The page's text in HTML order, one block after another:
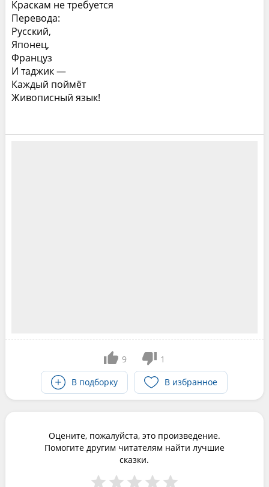
Краскам не требуется
Перевода:
Русский,
Японец,
Француз
И таджик —
Каждый поймёт
Живописный язык!
9
1
В подборку
В избранное
Оцените, пожалуйста, это произведение.
Помогите другим читателям найти лучшие
сказки.